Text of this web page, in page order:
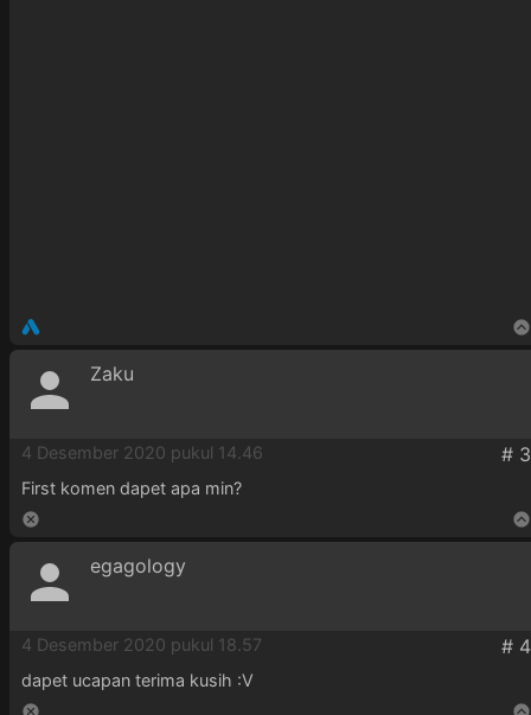
Zaku
4 Desember 2020 pukul 14.46
First komen dapet apa min?
egagology
4 Desember 2020 pukul 18.57
dapet ucapan terima kusih :V